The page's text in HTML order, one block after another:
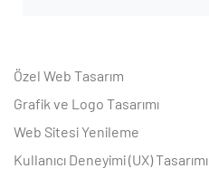
Özel Web Tasarım
Grafik ve Logo Tasarımı
Web Sitesi Yenileme
Kullanıcı Deneyimi (UX) Tasarımı